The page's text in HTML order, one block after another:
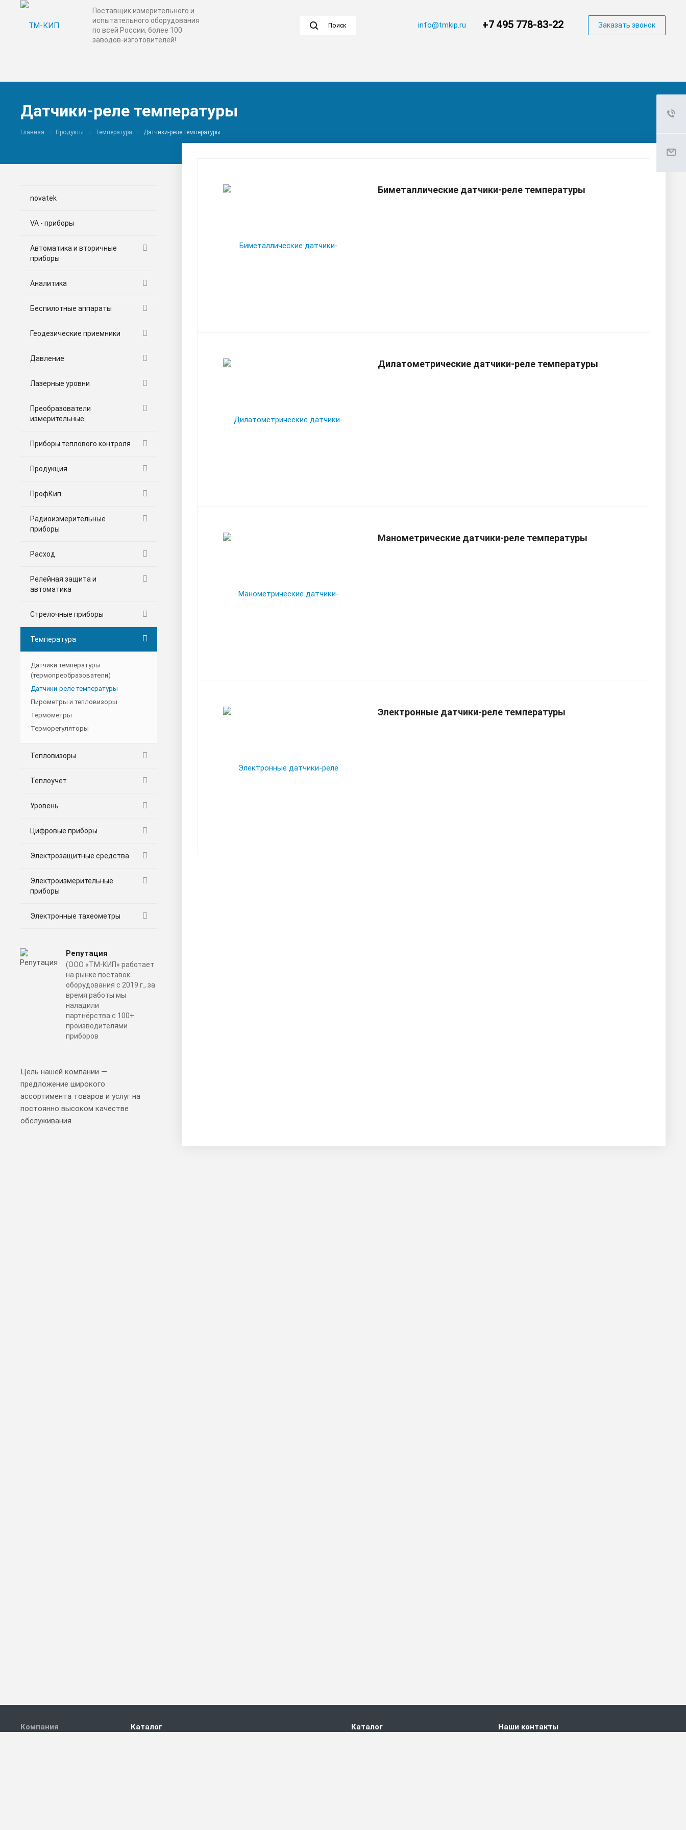
Поставщик измерительного и
испытательного оборудования
по всей России, более 100
заводов-изготовителей!
info@tmkip.ru +7 495 778-83-22 Заказать звонок
Поиск
Датчики-реле температуры
Главная Продукты Температура Датчики-реле температуры
Биметаллические датчики-реле температуры
Дилатометрические датчики-реле температуры
Манометрические датчики-реле температуры
Электронные датчики-реле температуры
novatek
VA - приборы
Автоматика и вторичные
приборы
Аналитика
Беспилотные аппараты
Геодезические приемники
Давление
Лазерные уровни
Преобразователи
измерительные
Приборы теплового контроля
Продукция
ПрофКип
Радиоизмерительные
приборы
Расход
Релейная защита и
автоматика
Стрелочные приборы
Температура
Датчики температуры
(термопреобразователи)
Датчики-реле температуры
Пирометры и тепловизоры
Термометры
Терморегуляторы
Тепловизоры
Теплоучет
Уровень
Цифровые приборы
Электрозащитные средства
Электроизмерительные
приборы
Электронные тахеометры
Репутация
(ООО «ТМ-КИП» работает
на рынке поставок
оборудования с 2019 г., за
время работы мы
наладили
партнёрства с 100+
производителями
приборов
Цель нашей компании —
предложение широкого
ассортимента товаров и услуг на
постоянно высоком качестве
обслуживания.
Компания Каталог Каталог
Наши контакты